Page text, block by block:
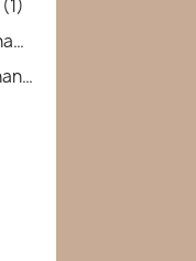
(1)
80 % Grenache - 10 % Carignan - 10 % Mourvèdre
90 % grenache - 10 % Carignan(1)